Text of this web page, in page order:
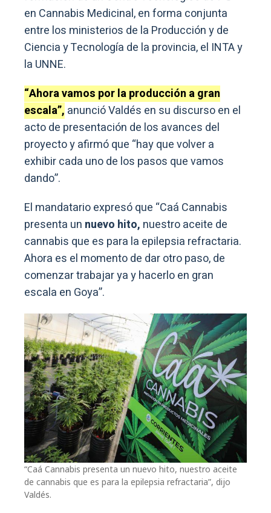
en Cannabis Medicinal, en forma conjunta
entre los ministerios de la Producción y de
Ciencia y Tecnología de la provincia, el INTA y
la UNNE.
“Ahora vamos por la producción a gran
escala”, anunció Valdés en su discurso en el
acto de presentación de los avances del
proyecto y afirmó que “hay que volver a
exhibir cada uno de los pasos que vamos
dando”.
El mandatario expresó que “Caá Cannabis
presenta un nuevo hito, nuestro aceite de
cannabis que es para la epilepsia refractaria.
Ahora es el momento de dar otro paso, de
comenzar trabajar ya y hacerlo en gran
escala en Goya”.
“Caá Cannabis presenta un nuevo hito, nuestro aceite
de cannabis que es para la epilepsia refractaria”, dijo
Valdés.